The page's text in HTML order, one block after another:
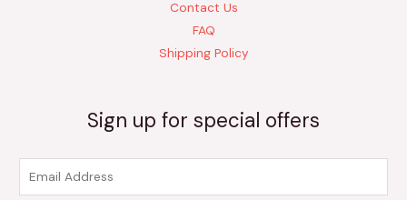
Contact Us
FAQ
Shipping Policy
Sign up for special offers
m